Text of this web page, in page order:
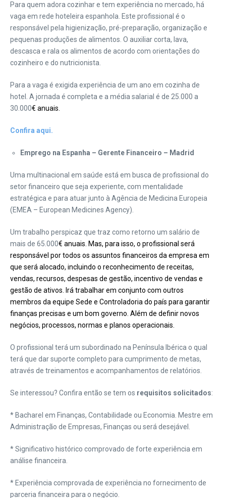
Para quem adora cozinhar e tem experiência no mercado, há
vaga em rede hoteleira espanhola. Este profissional é o
responsável pela higienização, pré-preparação, organização e
pequenas produções de alimentos. O auxiliar corta, lava,
descasca e rala os alimentos de acordo com orientações do
cozinheiro e do nutricionista.
Para a vaga é exigida experiência de um ano em cozinha de
hotel. A jornada é completa e a média salarial é de 25.000 a
30.000€ anuais.
Confira aqui.
Emprego na Espanha – Gerente Financeiro – Madrid
Uma multinacional em saúde está em busca de profissional do
setor financeiro que seja experiente, com mentalidade
estratégica e para atuar junto à Agência de Medicina Europeia
(EMEA – European Medicines Agency).
Um trabalho perspicaz que traz como retorno um salário de
mais de 65.000€ anuais. Mas, para isso, o profissional será
responsável por todos os assuntos financeiros da empresa em
que será alocado, incluindo o reconhecimento de receitas,
vendas, recursos, despesas de gestão, incentivo de vendas e
gestão de ativos. Irá trabalhar em conjunto com outros
membros da equipe Sede e Controladoria do país para garantir
finanças precisas e um bom governo. Além de definir novos
negócios, processos, normas e planos operacionais.
O profissional terá um subordinado na Península Ibérica o qual
terá que dar suporte completo para cumprimento de metas,
através de treinamentos e acompanhamentos de relatórios.
Se interessou? Confira então se tem os requisitos solicitados:
* Bacharel em Finanças, Contabilidade ou Economia. Mestre em
Administração de Empresas, Finanças ou será desejável.
* Significativo histórico comprovado de forte experiência em
análise financeira.
* Experiência comprovada de experiência no fornecimento de
parceria financeira para o negócio.